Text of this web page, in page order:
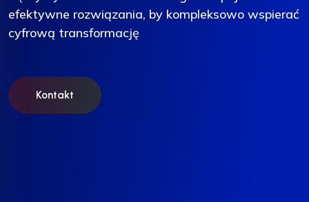
efektywne rozwiązania, by kompleksowo wspierać
cyfrową transformację
Kontakt
efektywne rozwiązania, by kompleksowo wspierać
cyfrową transformację
Kontakt
efektywne rozwiązania, by kompleksowo wspierać
cyfrową transformację
Kontakt